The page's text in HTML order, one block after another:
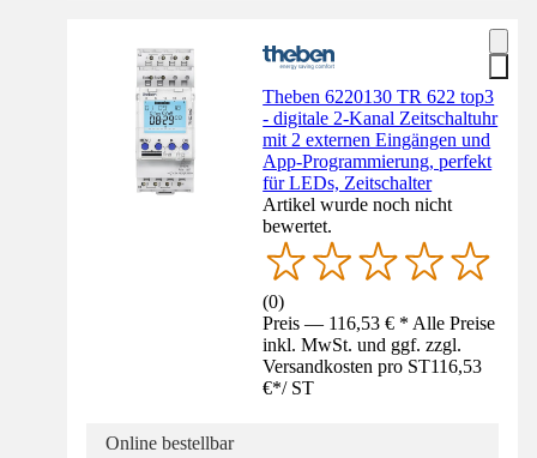
Theben 6220130 TR 622 top3
- digitale 2-Kanal Zeitschaltuhr
mit 2 externen Eingängen und
App-Programmierung, perfekt
für LEDs, Zeitschalter
Artikel wurde noch nicht
bewertet.
(0)
Preis — 116,53 € * Alle Preise
inkl. MwSt. und ggf. zzgl.
Versandkosten pro ST116,53
€*/ ST
Online bestellbar